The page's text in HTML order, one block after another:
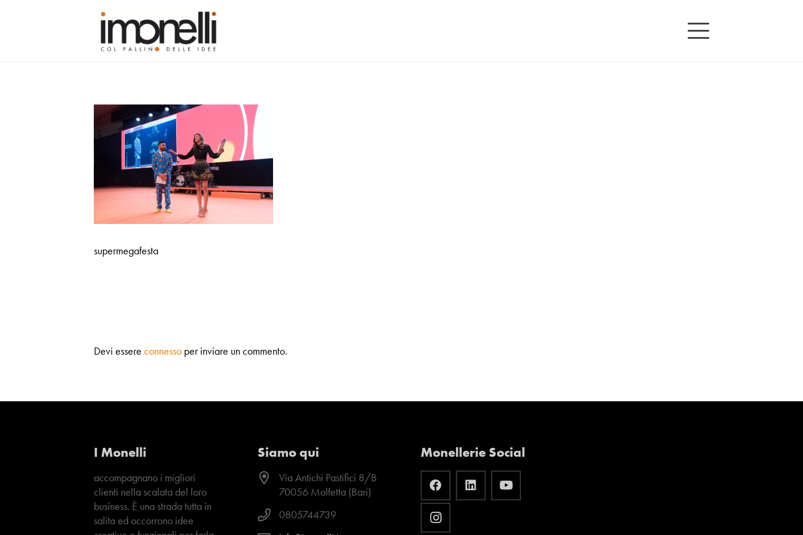
supermegafesta
Devi essere connesso per inviare un commento.
I Monelli
accompagnano i migliori
clienti nella scalata del loro
business. È una strada tutta in
salita ed occorrono idee
Siamo qui
Via Antichi Pastifici 8/B
70056 Molfetta (Bari)
0805744739
Monellerie Social